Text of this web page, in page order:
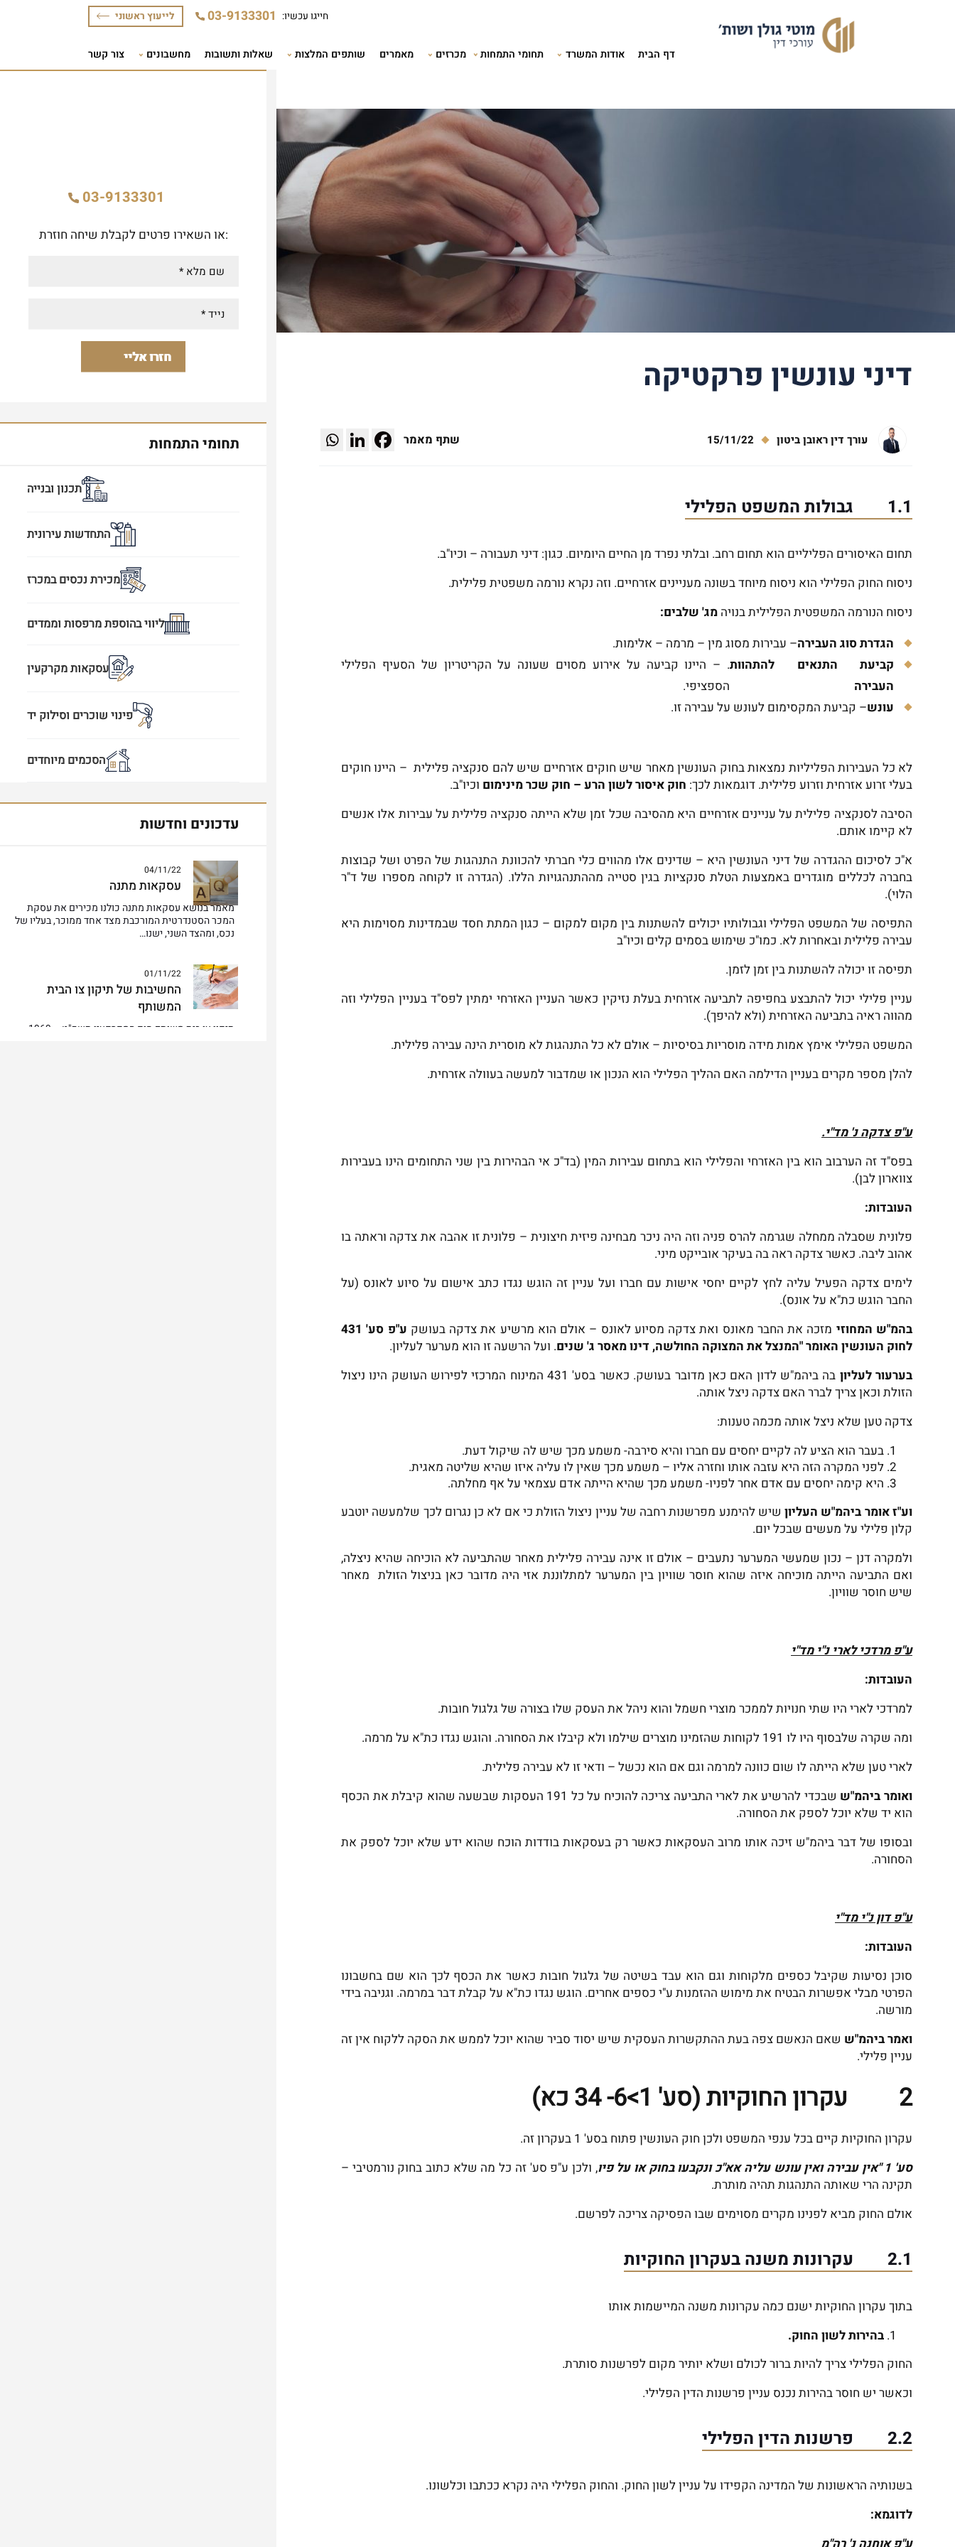
לייעוץ ראשוני
שאלות ותשובות מחשבונים צור קשר
דיני עונשין פרקטיקה
שתף מאמר עורך דין ראובן ביטון 15/11/22
1.1 גבולות המשפט הפלילי
תחום האיסורים הפליליים הוא תחום רחב. ובלתי נפרד מן החיים היומיום. כגון: דיני תעבורה – וכיו"ב.
ניסוח החוק הפלילי הוא ניסוח מיוחד בשונה מעניינים אזרחיים. וזה נקרא נורמה משפטית פלילית.
ניסוח הנורמה המשפטית הפלילית בנויה מג' שלבים:
הגדרת סוג העבירה– עבירות מסוג מין – מרמה – אלימות.
קביעת התנאים להתהוות
העבירה
. – היינו קביעה על אירוע מסוים שעונה על הקריטריון של הסעיף הפלילי
הספציפי.
עונש– קביעת המקסימום לעונש על עבירה זו.
לא כל העבירות הפליליות נמצאות בחוק העונשין מאחר שיש חוקים אזרחיים שיש להם סנקציה פלילית – היינו חוקים
בעלי זרוע אזרחית וזרוע פלילית. דוגמאות לכך: חוק איסור לשון הרע – חוק שכרמינימום וכיו"ב.
הסיבה לסנקציה פלילית על עניינים אזרחיים היא מהסיבה שכל זמן שלא הייתה סנקציה פלילית על עבירות אלו אנשים
לא קיימו אותם.
א"כ לסיכום ההגדרה של דיני העונשין היא – שדינים אלו מהווים כלי חברתי להכוונת התנהגות של הפרט ושל קבוצות
בחברה לכללים מוגדרים באמצעות הטלת סנקציות בגין סטייה מההתנהגויות הללו. (הגדרה זו לקוחה מספרו של ד"ר
הלוי).
התפיסה של המשפט הפלילי וגבולותיו יכולים להשתנות בין מקום למקום – כגון המתת חסד שבמדינות מסוימות היא
עבירה פלילית ובאחרות לא. כמו"כ שימוש בסמים קלים וכיו"ב
תפיסה זו יכולה להשתנות בין זמן לזמן.
עניין פלילי יכול להתבצע בחפיפה לתביעה אזרחית בעלת נזיקין כאשר העניין האזרחי ימתין לפס"ד בעניין הפלילי וזה
מהווה ראיה בתביעה האזרחית (ולא להיפך).
המשפט הפלילי אימץ אמות מידה מוסריות בסיסיות – אולם לא כל התנהגות לא מוסרית הינה עבירה פלילית.
להלן מספר מקרים בעניין הדילמה האם ההליך הפלילי הוא הנכון או שמדבור למעשה בעוולה אזרחית.
ע"פ צדקה נ' מד"י.
בפס"ד זה הערבוב הוא בין האזרחי והפלילי הוא בתחום עבירות המין (בד"כ אי הבהירות בין שני התחומים הינו בעבירות
צווארון לבן).
העובדות:
פלונית שסבלה ממחלה שגרמה להרס פניה וזה היה ניכר מבחינה פיזית חיצונית – פלונית זו אהבה את צדקה וראתה בו
אהוב ליבה. כאשר צדקה ראה בה בעיקר אובייקט מיני.
לימים צדקה הפעיל עליה לחץ לקיים יחסי אישות עם חברו ועל עניין זה הוגש נגדו כתב אישום על סיוע לאונס (על
החבר הוגש כת"א על אונס).
בהמ"ש המחוזי מזכה את החבר מאונס ואת צדקה מסיוע לאונס – אולם הוא מרשיע את צדקה בעושק
ע"פ סע' 431
לחוק העונשין האומר "המנצל את המצוקה החולשה, דינו מאסר ג' שנים. ועל הרשעה זו הוא מערער לעליון.
בערעור לעליון
בה ביהמ"ש לדון האם כאן מדובר בעושק. כאשר בסע' 431 המינוח המרכזי לפירוש העושק הינו ניצול
הזולת וכאן צריך לברר האם צדקה ניצל אותה.
צדקה טען שלא ניצל אותה מכמה טענות:
בעבר הוא הציע לה לקיים יחסים עם חברו והיא סירבה- משמע מכך שיש לה שיקול דעת.
לפני המקרה הזה היא עזבה אותו וחזרה אליו – משמע מכך שאין לו עליה איזו שהיא שליטה מאגית.
היא קימה יחסים עם אדם אחר לפניו- משמע מכך שהיא הייתה אדם עצמאי על אף מחלתה.
וע"ז אומר ביהמ"ש העליון שיש להימנע מפרשנות רחבה של עניין ניצול הזולת כי אם לא כן נגרום לכך שלמעשה יוטבע
קלון פלילי על מעשים שבכל יום.
ולמקרה דנן – נכון שמעשי המערער נתעבים – אולם זו אינה עבירה פלילית מאחר שהתביעה לא הוכיחה שהיא ניצלה,
ואם התביעה הייתה מוכיחה איזה שהוא חוסר שוויון בין המערער למתלוננת אזי היה מדובר כאן בניצול הזולת מאחר
שיש חוסר שוויון.
ע"פ מרדכי לארי נ"י מד"י
העובדות:
למרדכי לארי היו שתי חנויות לממכר מוצרי חשמל והוא ניהל את העסק שלו בצורה של גלגול חובות.
ומה שקרה שלבסוף היו לו 191 לקוחות שהזמינו מוצרים שילמו ולא קיבלו את הסחורה. והוגש נגדו כת"א על מרמה.
לארי טען שלא הייתה לו שום כוונה למרמה וגם אם הוא נכשל – ודאי זו לא עבירה פלילית.
ואומר ביהמ"ש
שבכדי להרשיע את לארי התביעה צריכה להוכיח על כל 191 העסקות שבשעה שהוא קיבלת את הכסף
הוא יד שלא יוכל לספק את הסחורה.
ובסופו של דבר ביהמ"ש זיכה אותו מרוב העסקאות כאשר רק בעסקאות בודדות הוכח שהוא ידע שלא יוכל לספק את
הסחורה.
ע"פ דון נ"י מד"י
העובדות:
סוכן נסיעות שקיבל כספים מלקוחות וגם הוא עבד בשיטה של גלגול חובות כאשר את הכסף לכך הוא שם בחשבונו
הפרטי מבלי אפשרות הבטיח את מימוש ההזמנות ע"י כספים אחרים. הוגש נגדו כת"א על קבלת דבר במרמה. וגניבה בידי
מורשה.
ואמר ביהמ"ש שאם הנאשם צפה בעת ההתקשרות העסקית שיש יסוד סביר שהוא יוכל לממש את הסקה ללקוח אין זה
עניין פלילי.
2 עקרון החוקיות (סע' 1>6- 34 כא)
עקרון החוקיות קיים בכל ענפי המשפט ולכן חוק העונשין פתוח בסע' 1 בעקרון זה.
סע' 1 "אין עבירה ואין עונש עליה אא"כ ונקבעו בחוק או על פיו
, ולכן ע"פ סע' זה כל מה שלא כתוב בחוק נורמטיבי –
תקינה הרי שאותה התנהגות תהיה מותרת.
אולם החוק מביא לפנינו מקרים מסוימים שבו הפסיקה צריכה לפרשם.
2.1 עקרונות משנה בעקרון החוקיות
בתוך עקרון החוקיות ישנם כמה עקרונות משנה המיישמות אותו
בהירות לשון החוק.
החוק הפלילי צריך להיות ברור לכולם ושלא יותיר מקום לפרשנות סותרת.
וכאשר יש חוסר בהירות נכנס עניין פרשנות הדין הפלילי.
2.2 פרשנות הדין הפלילי
בשנותיה הראשונות של המדינה הקפידו על עניין לשון החוק. והחוק הפלילי היה נקרא ככתבו וכלשונו.
לדוגמא:
:או השאירו פרטים לקבלת שיחה חוזרת
תחומי התמחות
תכנון ובנייה
התחדשות עירונית
מכירת נכסים במכרז
ליווי בהוספת מרפסות וממדים
עסקאות מקרקעין
פינוי שוכרים וסילוק יד
הסכמים מיוחדים
עדכונים וחדשות
04/11/22
עסקאות מתנה
מאמר בנושא עסקאות מתנה כולנו מכירים את עסקת
המכר הסטנדרטית המורכבת מצד אחד ממוכר, בעליו של
נכס, ומהצד השני, ישנו…
01/11/22
החשיבות של תיקון צו הבית
המשותף
תיקון צו בית משותף חוק המקרקעין תשכ"ט – 1969